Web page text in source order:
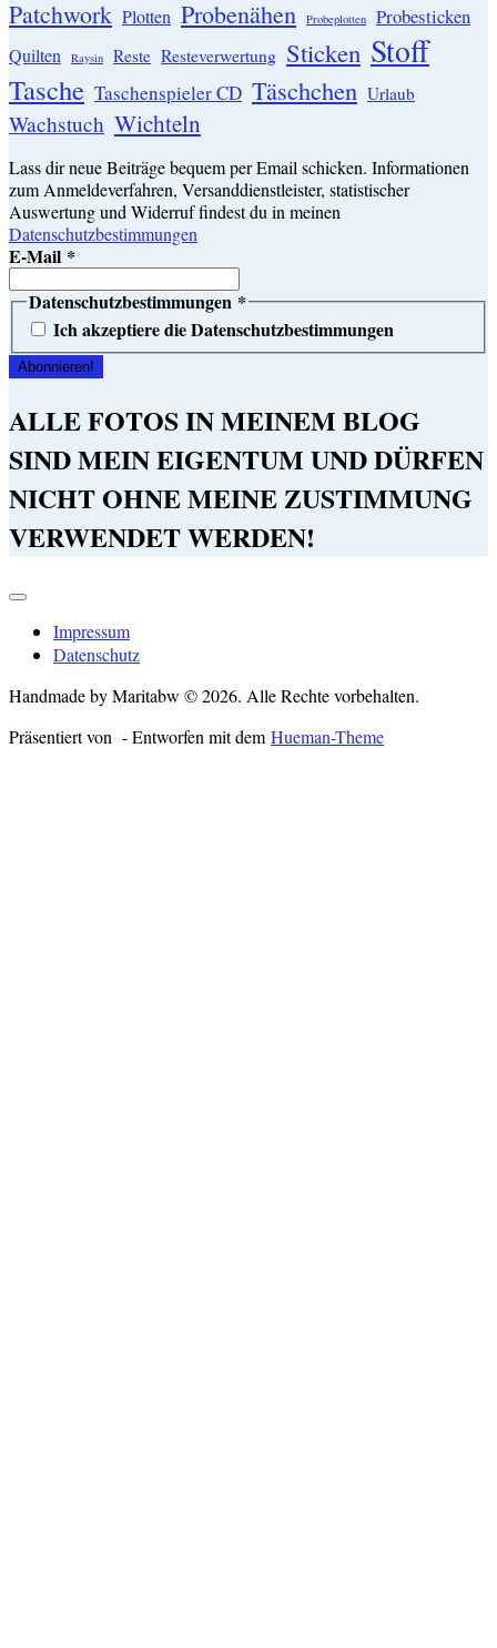
Patchwork Plotten Probenähen Probeplotten Probesticken
Quilten Raysin Reste Resteverwertung Sticken Stoff
Tasche Taschenspieler CD Täschchen Urlaub
Wachstuch Wichteln
Lass dir neue Beiträge bequem per Email schicken. Informationen
zum Anmeldeverfahren, Versanddienstleister, statistischer
Auswertung und Widerruf findest du in meinen
Datenschutzbestimmungen
E-Mail *
Datenschutzbestimmungen *
Ich akzeptiere die Datenschutzbestimmungen
ALLE FOTOS IN MEINEM BLOG
SIND MEIN EIGENTUM UND DÜRFEN
NICHT OHNE MEINE ZUSTIMMUNG
VERWENDET WERDEN!
Impressum
Datenschutz
Handmade by Maritabw © 2026. Alle Rechte vorbehalten.
Präsentiert von - Entworfen mit dem Hueman-Theme